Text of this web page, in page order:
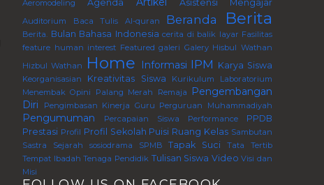
Aeromodeling Agenda Asistensi Mengajar
Auditorium Baca Tulis Al-quran Beranda Berita
Berita. Bulan Bahasa Indonesia cerita di balik layar Fasilitas
feature human interest Featured galeri Galery Hisbul Wathan
Hizbul Wathan
Home Informasi IPM Karya Siswa
Keorganisasian Kreativitas Siswa Kurikulum
Laboratorium
Menembak Opini Palang Merah Remaja
Pengembangan
Diri
Pengimbasan Kinerja Guru Perguruan Muhammadiyah
Pengumuman Percapaian Siswa Performance
PPDB
Prestasi Profil Profil Sekolah Puisi Ruang Kelas Sambutan
Sastra
Sejarah sosiodrama SPMB Tapak Suci
Tata Tertib
Tempat Ibadah Tenaga Pendidik Tulisan Siswa Video Visi dan
Misi